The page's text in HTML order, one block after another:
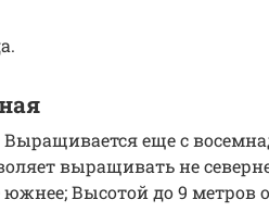
еще с
выращивать не
Высотой до 9 метров